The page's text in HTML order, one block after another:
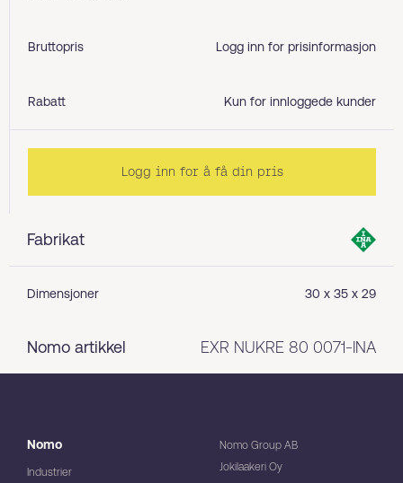
Fabrikat
Dimensjoner 30 x 35 x 29
Nomo artikkel EXR NUKRE 80 0071-INA
Bruttopris Logg inn for prisinformasjon
Rabatt Kun for innloggede kunder
Logg inn for å få din pris
Nomo
Industrier
Nomo Group AB
Jokilaakeri Oy